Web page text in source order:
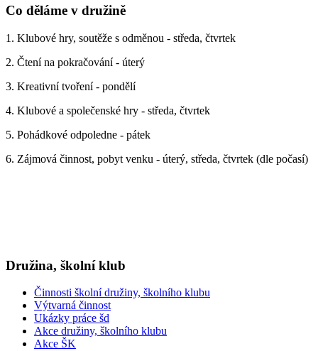
Co děláme v družině
1. Klubové hry, soutěže s odměnou - středa, čtvrtek
2. Čtení na pokračování - úterý
3. Kreativní tvoření - pondělí
4. Klubové a společenské hry - středa, čtvrtek
5. Pohádkové odpoledne - pátek
6. Zájmová činnost, pobyt venku - úterý, středa, čtvrtek (dle počasí)
Družina, školní klub
Činnosti školní družiny, školního klubu
Výtvarná činnost
Ukázky práce šd
Akce družiny, školního klubu
Akce ŠK